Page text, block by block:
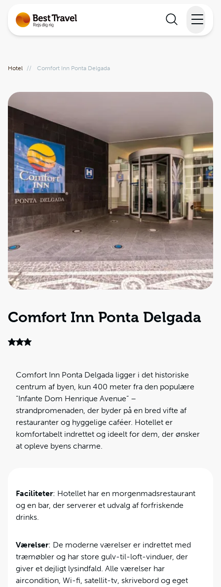
Rejsekalender
Inspiration
Information
Min Rejse
Hotel // Comfort Inn Ponta Delgada
Comfort Inn Ponta Delgada
Comfort Inn Ponta Delgada ligger i det historiske
centrum af byen, kun 400 meter fra den populære
”Infante Dom Henrique Avenue” –
strandpromenaden, der byder på en bred vifte af
restauranter og hyggelige caféer. Hotellet er
komfortabelt indrettet og ideelt for dem, der ønsker
at opleve byens charme.
Faciliteter: Hotellet har en morgenmadsrestaurant
og en bar, der serverer et udvalg af forfriskende
drinks.
Værelser: De moderne værelser er indrettet med
træmøbler og har store gulv-til-loft-vinduer, der
giver et dejligt lysindfald. Alle værelser har
aircondition, Wi-fi, satellit-tv, skrivebord og eget